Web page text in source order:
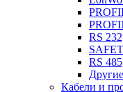
RS
RS
Кабели и